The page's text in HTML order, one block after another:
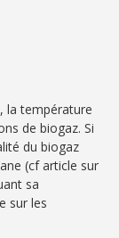
la température
de biogaz. Si
du biogaz
(cf article sur
sa
sur les